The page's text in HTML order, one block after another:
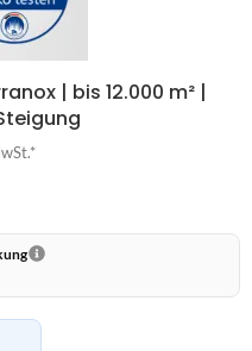
| bis 12.000 m² |